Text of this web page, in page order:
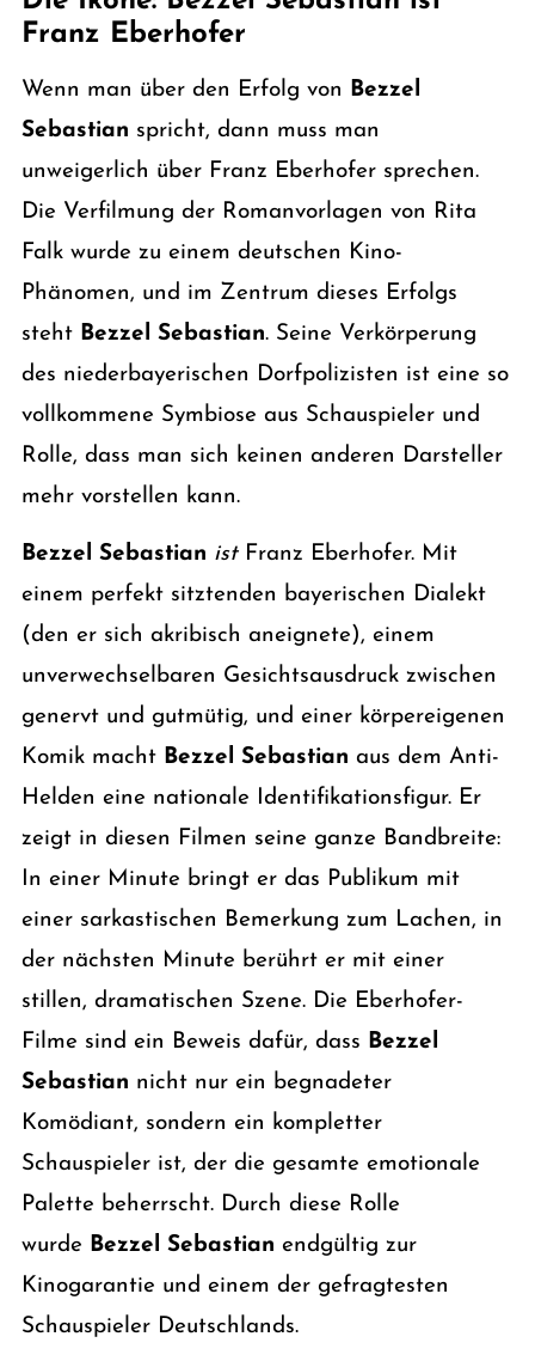
Franz Eberhofer
Wenn man über den Erfolg von Bezzel
Sebastian spricht, dann muss man
unweigerlich über Franz Eberhofer sprechen.
Die Verfilmung der Romanvorlagen von Rita
Falk wurde zu einem deutschen Kino-
Phänomen, und im Zentrum dieses Erfolgs
steht Bezzel Sebastian. Seine Verkörperung
des niederbayerischen Dorfpolizisten ist eine so
vollkommene Symbiose aus Schauspieler und
Rolle, dass man sich keinen anderen Darsteller
mehr vorstellen kann.
Bezzel Sebastian istFranz Eberhofer. Mit
einem perfekt sitztenden bayerischen Dialekt
(den er sich akribisch aneignete), einem
unverwechselbaren Gesichtsausdruck zwischen
genervt und gutmütig, und einer körpereigenen
Komik macht Bezzel Sebastian aus dem Anti-
Helden eine nationale Identifikationsfigur. Er
zeigt in diesen Filmen seine ganze Bandbreite:
In einer Minute bringt er das Publikum mit
einer sarkastischen Bemerkung zum Lachen, in
der nächsten Minute berührt er mit einer
stillen, dramatischen Szene. Die Eberhofer-
Filme sind ein Beweis dafür, dass Bezzel
Sebastian nicht nur ein begnadeter
Komödiant, sondern ein kompletter
Schauspieler ist, der die gesamte emotionale
Palette beherrscht. Durch diese Rolle
wurde Bezzel Sebastian endgültig zur
Kinogarantie und einem der gefragtesten
Schauspieler Deutschlands.